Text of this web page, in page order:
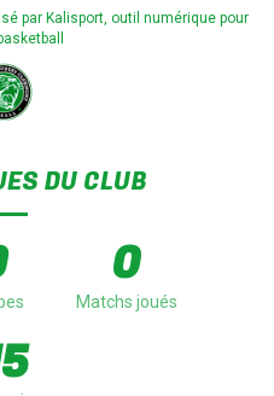
par Kalisport, outil numérique pour
DU CLUB
0
Matchs joués